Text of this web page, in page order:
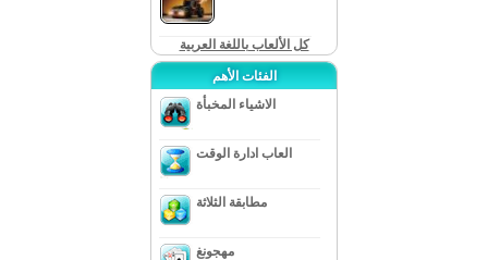
كل الألعاب باللغة العربية
الفئات الأهم
الاشياء المخبأة
العاب ادارة الوقت
مطابقة الثلاثة
مهجونغ